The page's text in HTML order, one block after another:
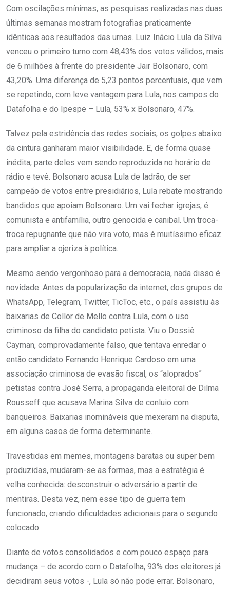
Com oscilações mínimas, as pesquisas realizadas nas duas
últimas semanas mostram fotografias praticamente
idênticas aos resultados das urnas. Luiz Inácio Lula da Silva
venceu o primeiro turno com 48,43% dos votos válidos, mais
de 6 milhões à frente do presidente Jair Bolsonaro, com
43,20%. Uma diferença de 5,23 pontos percentuais, que vem
se repetindo, com leve vantagem para Lula, nos campos do
Datafolha e do Ipespe – Lula, 53% x Bolsonaro, 47%.
Talvez pela estridência das redes sociais, os golpes abaixo
da cintura ganharam maior visibilidade. E, de forma quase
inédita, parte deles vem sendo reproduzida no horário de
rádio e tevê. Bolsonaro acusa Lula de ladrão, de ser
campeão de votos entre presidiários, Lula rebate mostrando
bandidos que apoiam Bolsonaro. Um vai fechar igrejas, é
comunista e antifamília, outro genocida e canibal. Um troca-
troca repugnante que não vira voto, mas é muitíssimo eficaz
para ampliar a ojeriza à política.
Mesmo sendo vergonhoso para a democracia, nada disso é
novidade. Antes da popularização da internet, dos grupos de
WhatsApp, Telegram, Twitter, TicToc, etc., o país assistiu às
baixarias de Collor de Mello contra Lula, com o uso
criminoso da filha do candidato petista. Viu o Dossiê
Cayman, comprovadamente falso, que tentava enredar o
então candidato Fernando Henrique Cardoso em uma
associação criminosa de evasão fiscal, os “aloprados”
petistas contra José Serra, a propaganda eleitoral de Dilma
Rousseff que acusava Marina Silva de conluio com
banqueiros. Baixarias inomináveis que mexeram na disputa,
em alguns casos de forma determinante.
Travestidas em memes, montagens baratas ou super bem
produzidas, mudaram-se as formas, mas a estratégia é
velha conhecida: desconstruir o adversário a partir de
mentiras. Desta vez, nem esse tipo de guerra tem
funcionado, criando dificuldades adicionais para o segundo
colocado.
Diante de votos consolidados e com pouco espaço para
mudança – de acordo com o Datafolha, 93% dos eleitores já
decidiram seus votos -, Lula só não pode errar. Bolsonaro,